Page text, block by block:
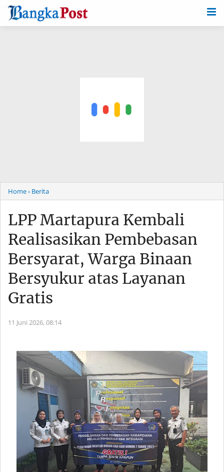
-->
Home› Berita
LPP Martapura Kembali
Realisasikan Pembebasan
Bersyarat, Warga Binaan
Bersyukur atas Layanan
Gratis
11 Juni 2026, 08:14